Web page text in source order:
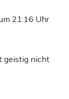
21:16 Uhr
geistig nicht